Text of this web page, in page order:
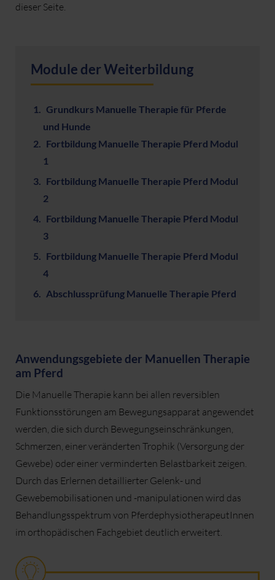
dieser Seite.
Module der Weiterbildung
Grundkurs Manuelle Therapie für Pferde
und Hunde
Fortbildung Manuelle Therapie Pferd Modul
1
Fortbildung Manuelle Therapie Pferd Modul
2
Fortbildung Manuelle Therapie Pferd Modul
3
Fortbildung Manuelle Therapie Pferd Modul
4
Abschlussprüfung Manuelle Therapie Pferd
Anwendungsgebiete der Manuellen Therapie
am Pferd
Die Manuelle Therapie kann bei allen reversiblen
Funktionsstörungen am Bewegungsapparat angewendet
werden, die sich durch Bewegungseinschränkungen,
Schmerzen, einer veränderten Trophik (Versorgung der
Gewebe) oder einer verminderten Belastbarkeit zeigen.
Durch das Erlernen detaillierter Gelenk- und
Gewebemobilisationen und -manipulationen wird das
Behandlungsspektrum von PferdephysiotherapeutInnen
im orthopädischen Fachgebiet deutlich erweitert.